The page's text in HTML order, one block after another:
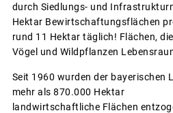
durch Siedlungs- und
Hektar Bewirtschaftungsflächen
rund 11 Hektar täglich! Flächen,
Vögel und Wildpflanzen
Seit 1960 wurden der bayerischen
mehr als 870.000 Hektar
landwirtschaftliche Flächen